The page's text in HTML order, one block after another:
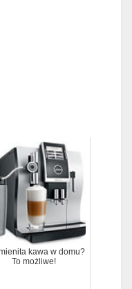
kawa w domu?
To możliwe!